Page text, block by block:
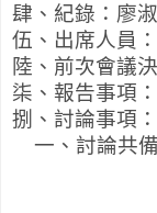
肆、紀錄：廖
伍、出席人員
陸、前次會議
柒、報告事項 ：
捌、討論事項 ：
一、討論共